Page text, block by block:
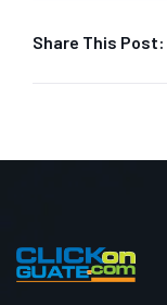
Share This Post: